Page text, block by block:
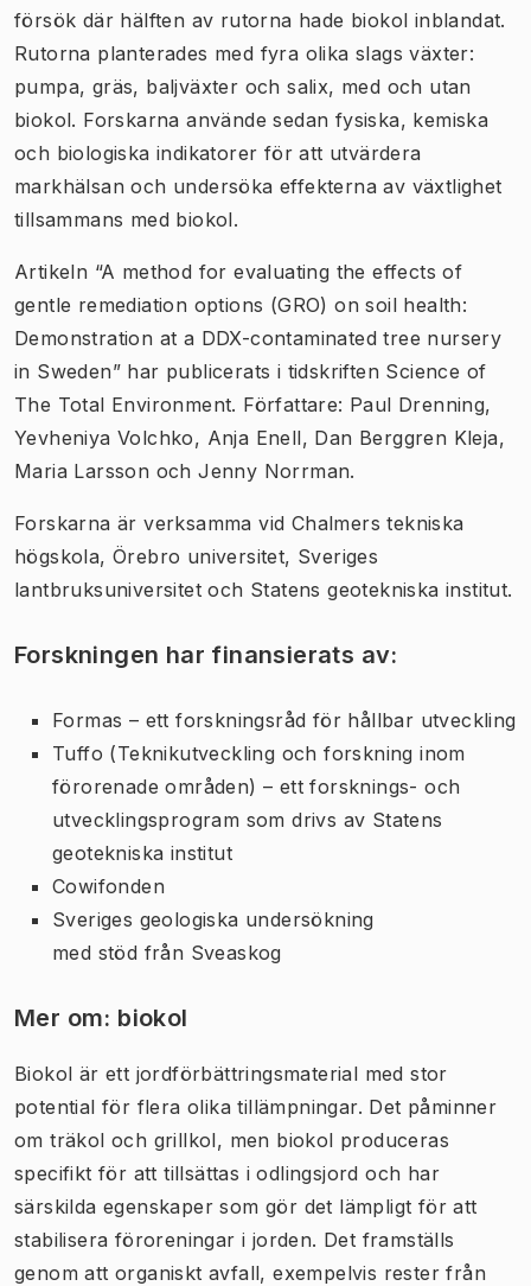
försök där hälften av rutorna hade biokol inblandat.
Rutorna planterades med fyra olika slags växter:
pumpa, gräs, baljväxter och salix, med och utan
biokol. Forskarna använde sedan fysiska, kemiska
och biologiska indikatorer för att utvärdera
markhälsan och undersöka effekterna av växtlighet
tillsammans med biokol.
Artikeln “A method for evaluating the effects of
gentle remediation options (GRO) on soil health:
Demonstration at a DDX-contaminated tree nursery
in Sweden” har publicerats i tidskriften Science of
The Total Environment. Författare: Paul Drenning,
Yevheniya Volchko, Anja Enell, Dan Berggren Kleja,
Maria Larsson och Jenny Norrman.
Forskarna är verksamma vid Chalmers tekniska
högskola, Örebro universitet, Sveriges
lantbruksuniversitet och Statens geotekniska institut.
Forskningen har finansierats av:
Formas – ett forskningsråd för hållbar utveckling
Tuffo (Teknikutveckling och forskning inom
förorenade områden) – ett forsknings- och
utvecklingsprogram som drivs av Statens
geotekniska institut
Cowifonden
Sveriges geologiska undersökning
med stöd från Sveaskog
Mer om: biokol
Biokol är ett jordförbättringsmaterial med stor
potential för flera olika tillämpningar. Det påminner
om träkol och grillkol, men biokol produceras
specifikt för att tillsättas i odlingsjord och har
särskilda egenskaper som gör det lämpligt för att
stabilisera föroreningar i jorden. Det framställs
genom att organiskt avfall, exempelvis rester från